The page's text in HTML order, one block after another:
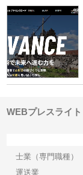
WEBプレスライト
士業（専門職種）
運送業